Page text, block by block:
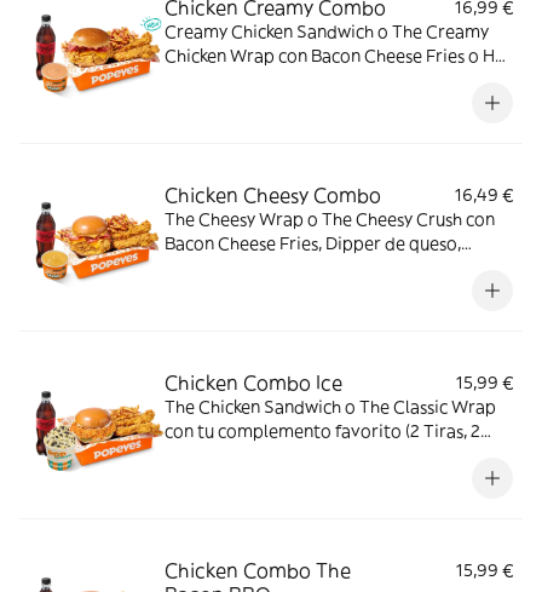
Chicken Creamy Combo
16,99 €
Creamy Chicken Sandwich o The Creamy
Chicken Wrap con Bacon Cheese Fries o Hot
Chicken Cheesy Combo
16,49 €
The Cheesy Wrap o The Cheesy Crush con
Bacon Cheese Fries, Dipper de queso,
Chicken Combo Ice
15,99 €
The Chicken Sandwich o The Classic Wrap
con tu complemento favorito (2 Tiras, 2
cajún, bebida y Pop Cream de Oreo o Kit
Chicken Combo The
15,99 €